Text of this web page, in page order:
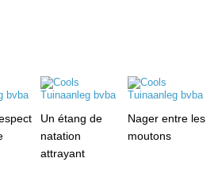
Un étang de
natation
attrayant
Nager entre les
moutons